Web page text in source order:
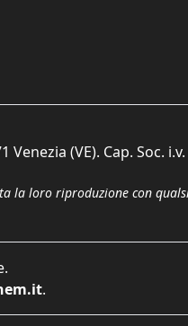
(VE). Cap. Soc. i.v.
la loro riproduzione con
.